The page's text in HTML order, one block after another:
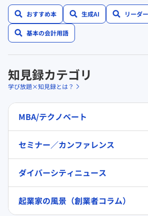
おすすめ本 生成AI リーダ
基本の会計用語
知見録カテゴリ
学び放題×知見録とは？
MBA/テクノベート
セミナー／カンファレンス
ダイバーシティニュース
起業家の風景（創業者コラム）